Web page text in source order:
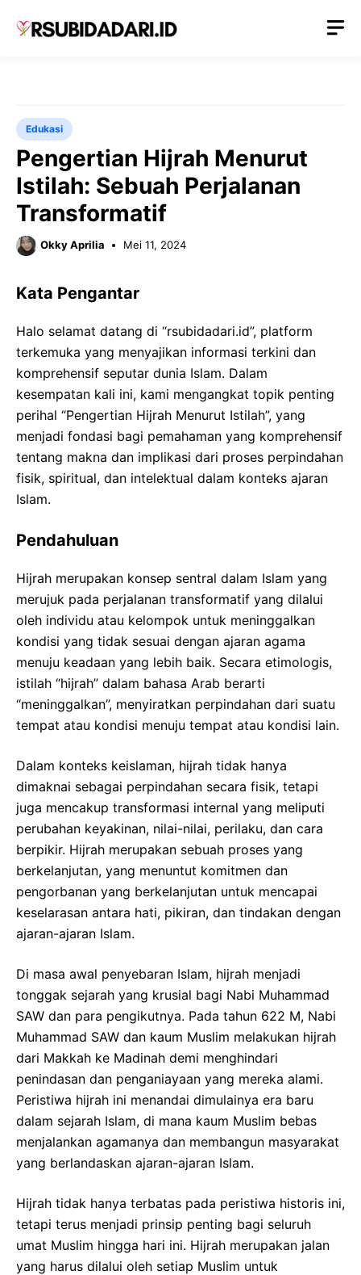
Edukasi
Pengertian Hijrah Menurut
Istilah: Sebuah Perjalanan
Transformatif
Okky Aprilia Mei 11, 2024
Kata Pengantar
Halo selamat datang di “rsubidadari.id”, platform
terkemuka yang menyajikan informasi terkini dan
komprehensif seputar dunia Islam. Dalam
kesempatan kali ini, kami mengangkat topik penting
perihal “Pengertian Hijrah Menurut Istilah”, yang
menjadi fondasi bagi pemahaman yang komprehensif
tentang makna dan implikasi dari proses perpindahan
fisik, spiritual, dan intelektual dalam konteks ajaran
Islam.
Pendahuluan
Hijrah merupakan konsep sentral dalam Islam yang
merujuk pada perjalanan transformatif yang dilalui
oleh individu atau kelompok untuk meninggalkan
kondisi yang tidak sesuai dengan ajaran agama
menuju keadaan yang lebih baik. Secara etimologis,
istilah “hijrah” dalam bahasa Arab berarti
“meninggalkan”, menyiratkan perpindahan dari suatu
tempat atau kondisi menuju tempat atau kondisi lain.
Dalam konteks keislaman, hijrah tidak hanya
dimaknai sebagai perpindahan secara fisik, tetapi
juga mencakup transformasi internal yang meliputi
perubahan keyakinan, nilai-nilai, perilaku, dan cara
berpikir. Hijrah merupakan sebuah proses yang
berkelanjutan, yang menuntut komitmen dan
pengorbanan yang berkelanjutan untuk mencapai
keselarasan antara hati, pikiran, dan tindakan dengan
ajaran-ajaran Islam.
Di masa awal penyebaran Islam, hijrah menjadi
tonggak sejarah yang krusial bagi Nabi Muhammad
SAW dan para pengikutnya. Pada tahun 622 M, Nabi
Muhammad SAW dan kaum Muslim melakukan hijrah
dari Makkah ke Madinah demi menghindari
penindasan dan penganiayaan yang mereka alami.
Peristiwa hijrah ini menandai dimulainya era baru
dalam sejarah Islam, di mana kaum Muslim bebas
menjalankan agamanya dan membangun masyarakat
yang berlandaskan ajaran-ajaran Islam.
Hijrah tidak hanya terbatas pada peristiwa historis ini,
tetapi terus menjadi prinsip penting bagi seluruh
umat Muslim hingga hari ini. Hijrah merupakan jalan
yang harus dilalui oleh setiap Muslim untuk